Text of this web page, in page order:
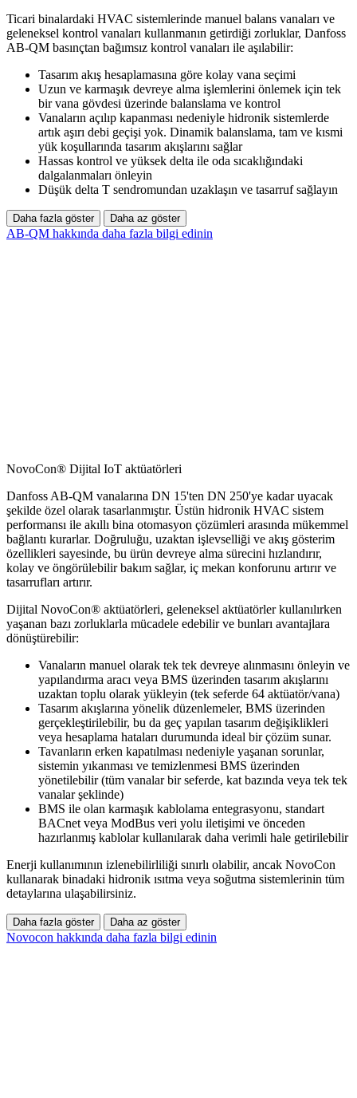
Ticari binalardaki HVAC sistemlerinde manuel balans vanaları ve
geleneksel kontrol vanaları kullanmanın getirdiği zorluklar, Danfoss
AB-QM basınçtan bağımsız kontrol vanaları ile aşılabilir:
Tasarım akış hesaplamasına göre kolay vana seçimi
Uzun ve karmaşık devreye alma işlemlerini önlemek için tek
bir vana gövdesi üzerinde balanslama ve kontrol
Vanaların açılıp kapanması nedeniyle hidronik sistemlerde
artık aşırı debi geçişi yok. Dinamik balanslama, tam ve kısmi
yük koşullarında tasarım akışlarını sağlar
Hassas kontrol ve yüksek delta ile oda sıcaklığındaki
dalgalanmaları önleyin
Düşük delta T sendromundan uzaklaşın ve tasarruf sağlayın
Daha fazla göster Daha az göster
AB-QM hakkında daha fazla bilgi edinin
NovoCon® Dijital IoT aktüatörleri
Danfoss AB-QM vanalarına DN 15'ten DN 250'ye kadar uyacak
şekilde özel olarak tasarlanmıştır. Üstün hidronik HVAC sistem
performansı ile akıllı bina otomasyon çözümleri arasında mükemmel
bağlantı kurarlar. Doğruluğu, uzaktan işlevselliği ve akış gösterim
özellikleri sayesinde, bu ürün devreye alma sürecini hızlandırır,
kolay ve öngörülebilir bakım sağlar, iç mekan konforunu artırır ve
tasarrufları artırır.
Dijital NovoCon® aktüatörleri, geleneksel aktüatörler kullanılırken
yaşanan bazı zorluklarla mücadele edebilir ve bunları avantajlara
dönüştürebilir:
Vanaların manuel olarak tek tek devreye alınmasını önleyin ve
yapılandırma aracı veya BMS üzerinden tasarım akışlarını
uzaktan toplu olarak yükleyin (tek seferde 64 aktüatör/vana)
Tasarım akışlarına yönelik düzenlemeler, BMS üzerinden
gerçekleştirilebilir, bu da geç yapılan tasarım değişiklikleri
veya hesaplama hataları durumunda ideal bir çözüm sunar.
Tavanların erken kapatılması nedeniyle yaşanan sorunlar,
sistemin yıkanması ve temizlenmesi BMS üzerinden
yönetilebilir (tüm vanalar bir seferde, kat bazında veya tek tek
vanalar şeklinde)
BMS ile olan karmaşık kablolama entegrasyonu, standart
BACnet veya ModBus veri yolu iletişimi ve önceden
hazırlanmış kablolar kullanılarak daha verimli hale getirilebilir
Enerji kullanımının izlenebilirliliği sınırlı olabilir, ancak NovoCon
kullanarak binadaki hidronik ısıtma veya soğutma sistemlerinin tüm
detaylarına ulaşabilirsiniz.
Daha fazla göster Daha az göster
Novocon hakkında daha fazla bilgi edinin